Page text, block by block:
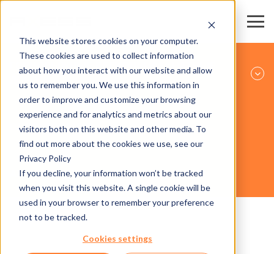
This website stores cookies on your computer.
These cookies are used to collect information
about how you interact with our website and allow
us to remember you. We use this information in
order to improve and customize your browsing
experience and for analytics and metrics about our
visitors both on this website and other media. To
find out more about the cookies we use, see our
Privacy Policy
If you decline, your information won’t be tracked
when you visit this website. A single cookie will be
used in your browser to remember your preference
not to be tracked.
Cookies settings
AXESS PARKING
ОБОРУДОВАНИЕ
ГОРНОЛЫЖНЫЕ РЕГИОНЫ И КАНАТНЫЕ
ДОРОГИ